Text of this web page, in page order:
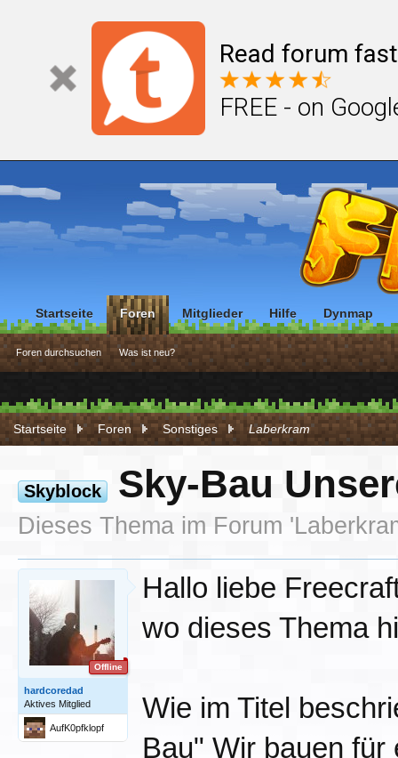
Read forum
FREE - on
Startseite Foren Sonstiges Laberkram
Skyblock Sky-Bau
Dieses Thema im Forum '
Offline
hardcoredad
Aktives Mitglied
AufK0pfklopf
Hallo liebe
wo dieses Thema
Wie im Titel
Bau" Wir bauen
Startseite Foren
Foren durchsuchen Was ist neu?
Mitglieder Hilfe Dynmap